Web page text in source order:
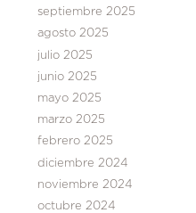
septiembre 2025
agosto 2025
julio 2025
junio 2025
mayo 2025
marzo 2025
febrero 2025
diciembre 2024
noviembre 2024
octubre 2024